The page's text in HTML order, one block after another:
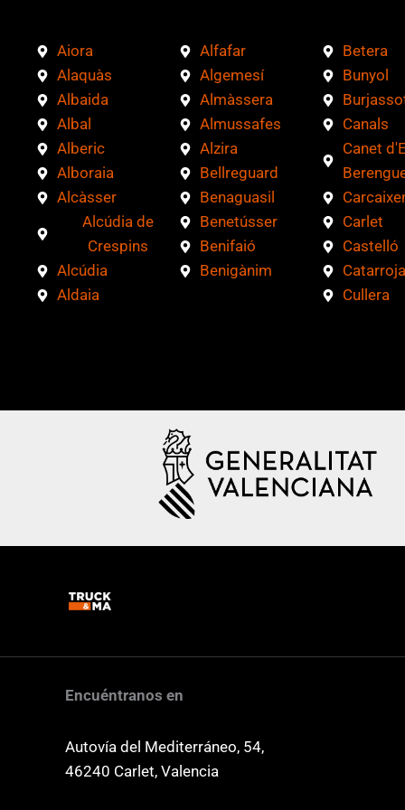
é
i
c
a
c
Aiora
Alaquàs
Albaida
Albal
Alberic
Alboraia
Alcàsser
Alcúdia de
Crespins
Alcúdia
Aldaia
Alfafar
Algemesí
Almàssera
Almussafes
Alzira
Bellreguard
Benaguasil
Benetússer
Benifaió
Benigànim
Betera
Bunyol
Canals
Canet
Carlet
Castelló
Catarroja
Cullera
Encuéntranos en
Autovía del Mediterráneo, 54,
46240 Carlet, Valencia